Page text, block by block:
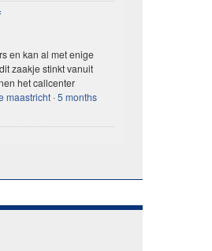
en kan al met enige
zaakje stinkt vanuit
het callcenter
maastricht ·5 months